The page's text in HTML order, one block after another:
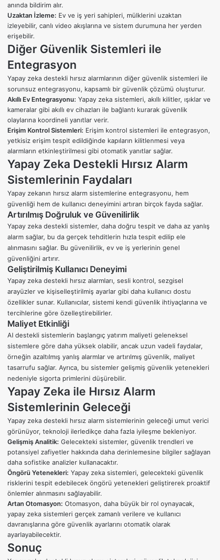
anında bildirim alır.
Uzaktan İzleme: Ev ve iş yeri sahipleri, mülklerini uzaktan
izleyebilir, canlı video akışlarına ve sistem durumuna her yerden
erişebilir.
Diğer Güvenlik Sistemleri ile
Entegrasyon
Yapay zeka destekli hırsız alarmlarının diğer güvenlik sistemleri ile
sorunsuz entegrasyonu, kapsamlı bir güvenlik çözümü oluşturur.
Akıllı Ev Entegrasyonu: Yapay zeka sistemleri, akıllı kilitler, ışıklar ve
kameralar gibi akıllı ev cihazları ile bağlantı kurarak güvenlik
olaylarına koordineli yanıtlar verir.
Erişim Kontrol Sistemleri: Erişim kontrol sistemleri ile entegrasyon,
yetkisiz erişim tespit edildiğinde kapıların kilitlenmesi veya
alarmların etkinleştirilmesi gibi otomatik yanıtlar sağlar.
Yapay Zeka Destekli Hırsız Alarm
Sistemlerinin Faydaları
Yapay zekanın hırsız alarm sistemlerine entegrasyonu, hem
güvenliği hem de kullanıcı deneyimini artıran birçok fayda sağlar.
Artırılmış Doğruluk ve Güvenilirlik
Yapay zeka destekli sistemler, daha doğru tespit ve daha az yanlış
alarm sağlar, bu da gerçek tehditlerin hızla tespit edilip ele
alınmasını sağlar. Bu güvenilirlik, ev ve iş yerlerinin genel
güvenliğini artırır.
Geliştirilmiş Kullanıcı Deneyimi
Yapay zeka destekli hırsız alarmları, sesli kontrol, sezgisel
arayüzler ve kişiselleştirilmiş ayarlar gibi daha kullanıcı dostu
özellikler sunar. Kullanıcılar, sistemi kendi güvenlik ihtiyaçlarına ve
tercihlerine göre özelleştirebilirler.
Maliyet Etkinliği
AI destekli sistemlerin başlangıç yatırım maliyeti geleneksel
sistemlere göre daha yüksek olabilir, ancak uzun vadeli faydalar,
örneğin azaltılmış yanlış alarmlar ve artırılmış güvenlik, maliyet
tasarrufu sağlar. Ayrıca, bu sistemler gelişmiş güvenlik yetenekleri
nedeniyle sigorta primlerini düşürebilir.
Yapay Zeka ile Hırsız Alarm
Sistemlerinin Geleceği
Yapay zeka destekli hırsız alarm sistemlerinin geleceği umut verici
görünüyor, teknoloji ilerledikçe daha fazla iyileşme bekleniyor.
Gelişmiş Analitik: Gelecekteki sistemler, güvenlik trendleri ve
potansiyel zafiyetler hakkında daha derinlemesine bilgiler sağlayan
daha sofistike analizler kullanacaktır.
Öngörü Yetenekleri: Yapay zeka sistemleri, gelecekteki güvenlik
risklerini tespit edebilecek öngörü yetenekleri geliştirerek proaktif
önlemler alınmasını sağlayabilir.
Artan Otomasyon: Otomasyon, daha büyük bir rol oynayacak,
yapay zeka sistemleri gerçek zamanlı verilere ve kullanıcı
davranışlarına göre güvenlik ayarlarını otomatik olarak
ayarlayabilecektir.
Sonuç